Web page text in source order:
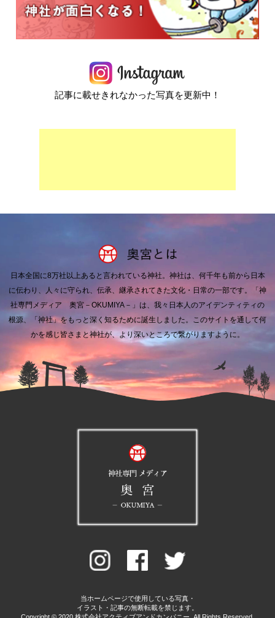
記事に載せきれなかった写真を更新中！
日本全国に8万社以上あると言われている神社。 神社は、何千年も前から日本
に伝わり、人々に守られ、伝承、継承されてきた文化・日常の一部です。
「神
社専門メディア 奥宮－OKUMIYA－」は、我々日本人のアイデンティティの
根源、「神社」をもっと深く知るために誕生しました。
このサイトを通して何
かを感じ皆さまと神社が、より深いところで繋がりますように。
当ホームページで使用している写真・
イラスト・記事の無断転載を禁じます。